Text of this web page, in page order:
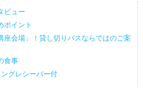
ビュー
ポイント
会場」！貸し切りバスならではのご案
食事
グレシーバー付